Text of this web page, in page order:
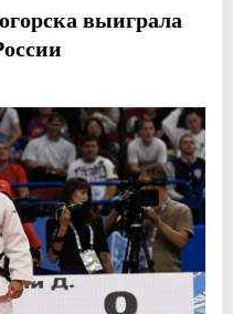
выиграла